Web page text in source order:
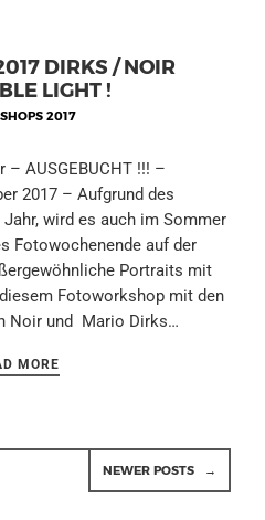
DIRKS / NOIR
LIGHT !
2017
AUSGEBUCHT !!! –
2017 – Aufgrund des
wird es auch im Sommer
Fotowochenende auf der
Portraits mit
Fotoworkshop mit den
Noir und Mario Dirks…
MORE
NEWER POSTS →